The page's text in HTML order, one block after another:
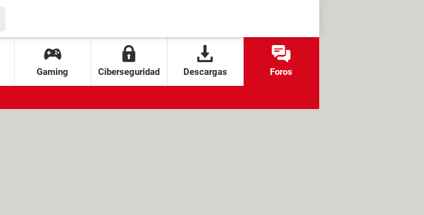
Gaming Ciberseguridad Descargas Foros